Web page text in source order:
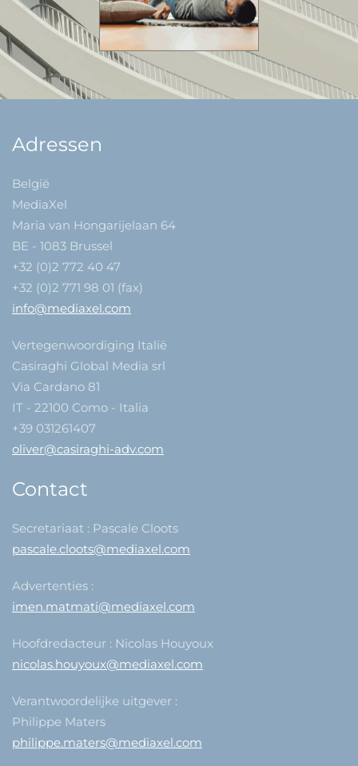
Adressen
België
MediaXel
Maria van Hongarijelaan 64
BE - 1083 Brussel
+32 (0)2 772 40 47
+32 (0)2 771 98 01 (fax)
info@mediaxel.com
Vertegenwoordiging Italië
Casiraghi Global Media srl
Via Cardano 81
IT - 22100 Como - Italia
+39 031261407
oliver@casiraghi-adv.com
Contact
Secretariaat : Pascale Cloots
pascale.cloots@mediaxel.com
Advertenties :
imen.matmati@mediaxel.com
Hoofdredacteur : Nicolas Houyoux
nicolas.houyoux@mediaxel.com
Verantwoordelijke uitgever :
Philippe Maters
philippe.maters@mediaxel.com